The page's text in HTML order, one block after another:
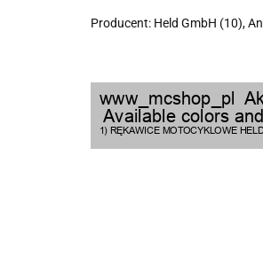
Producent: Held GmbH (10),